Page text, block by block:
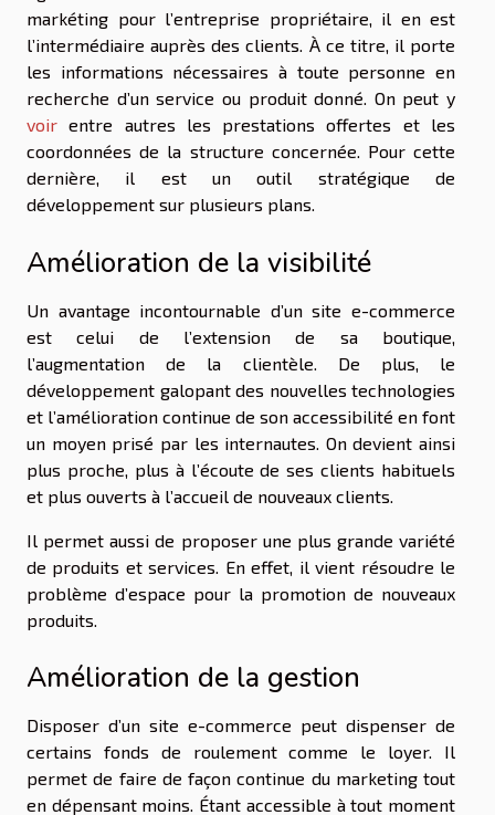
markéting pour l’entreprise propriétaire, il en est
l’intermédiaire auprès des clients. À ce titre, il porte
les informations nécessaires à toute personne en
recherche d’un service ou produit donné. On peut y
voir entre autres les prestations offertes et les
coordonnées de la structure concernée. Pour cette
dernière, il est un outil stratégique de
développement sur plusieurs plans.
Amélioration de la visibilité
Un avantage incontournable d’un site e-commerce
est celui de l’extension de sa boutique,
l’augmentation de la clientèle. De plus, le
développement galopant des nouvelles technologies
et l’amélioration continue de son accessibilité en font
un moyen prisé par les internautes. On devient ainsi
plus proche, plus à l’écoute de ses clients habituels
et plus ouverts à l’accueil de nouveaux clients.
Il permet aussi de proposer une plus grande variété
de produits et services. En effet, il vient résoudre le
problème d’espace pour la promotion de nouveaux
produits.
Amélioration de la gestion
Disposer d’un site e-commerce peut dispenser de
certains fonds de roulement comme le loyer. Il
permet de faire de façon continue du marketing tout
en dépensant moins. Étant accessible à tout moment